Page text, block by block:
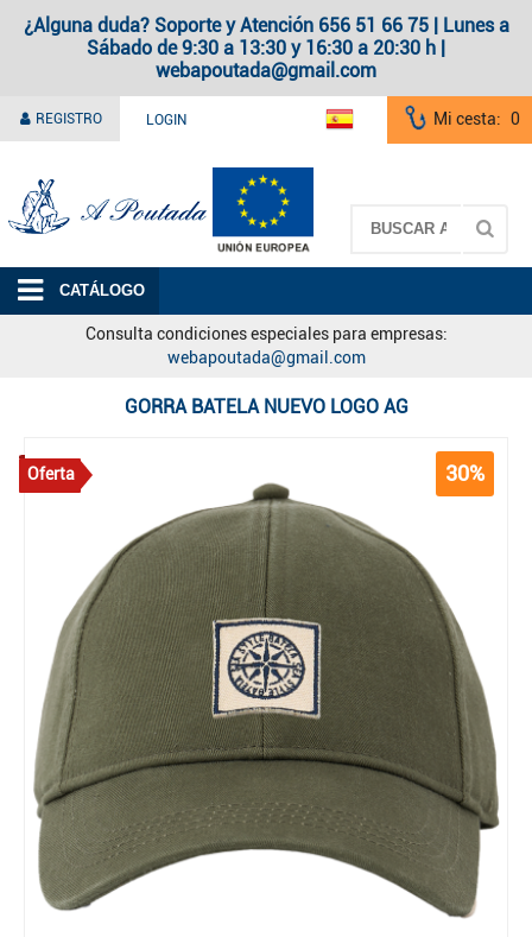
¿Alguna duda? Soporte y Atención 656 51 66 75 | Lunes a
Sábado de 9:30 a 13:30 y 16:30 a 20:30 h |
webapoutada@gmail.com
REGISTRO LOGIN Mi cesta: 0
CATÁLOGO
Consulta condiciones especiales para empresas:
webapoutada@gmail.com
GORRA BATELA NUEVO LOGO AG
Oferta 30%